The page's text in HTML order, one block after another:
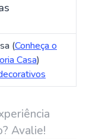
(Conheça o
Casa)
Avalie!